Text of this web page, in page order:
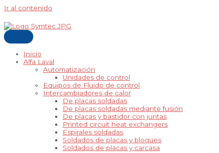
Ir al contenido
Inicio
Alfa Laval
Automatización
Unidades de control
Equipos de Fluido de control
Intercambiadores de calor
De placas soldadas
De placas soldadas mediante fusión
De placas y bastidor con juntas
Printed circuit heat exchangers
Espirales soldadas
Soldados de placas y bloques
Soldados de placas y carcasa